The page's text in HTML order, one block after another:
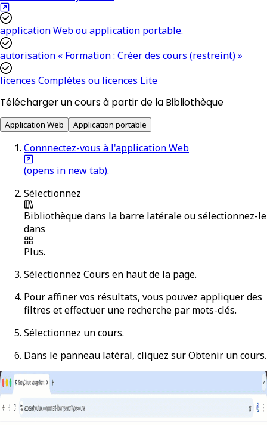
application Web ou application portable.
autorisation « Formation : Créer des cours (restreint) »
licences Complètes ou licences Lite
Télécharger un cours à partir de la Bibliothèque
Application Web Application portable
Connnectez-vous à l'application Web
(opens in new tab).
Sélectionnez
Bibliothèquedans la barre latérale ou sélectionnez-le
dans
Plus.
Sélectionnez Cours en haut de la page.
Pour affiner vos résultats, vous pouvez appliquer des
filtres et effectuer une recherche par mots-clés.
Sélectionnez un cours.
Dans le panneau latéral, cliquez surObtenir un cours.